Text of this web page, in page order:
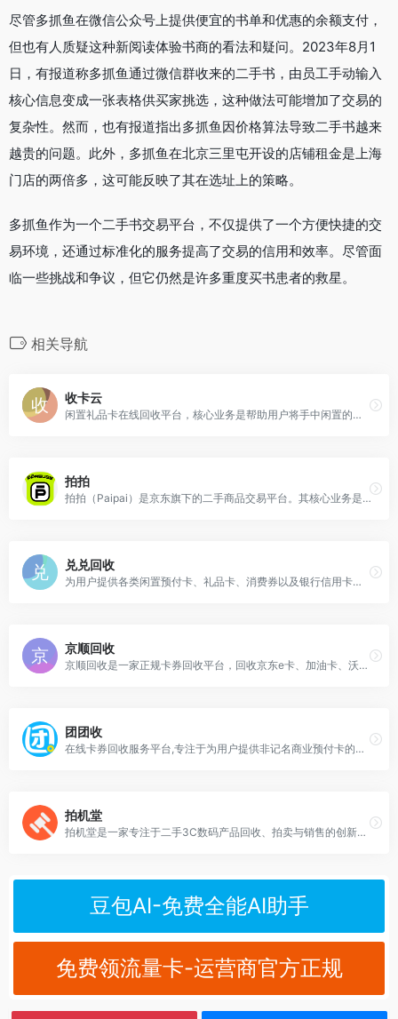
尽管多抓鱼在微信公众号上提供便宜的书单和优惠的余额支付，
但也有人质疑这种新阅读体验书商的看法和疑问。2023年8月1
日，有报道称多抓鱼通过微信群收来的二手书，由员工手动输入
核心信息变成一张表格供买家挑选，这种做法可能增加了交易的
复杂性。然而，也有报道指出多抓鱼因价格算法导致二手书越来
越贵的问题。此外，多抓鱼在北京三里屯开设的店铺租金是上海
门店的两倍多，这可能反映了其在选址上的策略。
多抓鱼作为一个二手书交易平台，不仅提供了一个方便快捷的交
易环境，还通过标准化的服务提高了交易的信用和效率。尽管面
临一些挑战和争议，但它仍然是许多重度买书患者的救星。
相关导航
收卡云
闲置礼品卡在线回收平台，核心业务是帮助用户将手中闲置的各种预付卡、礼品卡快速变现，致力于解决“闲置卡券”的处置难题
拍拍
拍拍（Paipai）是京东旗下的二手商品交易平台。其核心业务是‍“拍拍二手”‍，致力于为用户提供高品质、低价格的二手商品交易服务。
兑兑回收
为用户提供各类闲置预付卡、礼品卡、消费券以及银行信用卡积分等虚拟资产的回收与变现服务。让用户手中“沉睡”的卡券和积分快速转化为现金，实现资源的再利用和价值最大化。
京顺回收
京顺回收是一家正规卡券回收平台，回收京东e卡、加油卡、沃尔玛购物卡、百联卡、苏宁礼品卡、话费充值卡、瑞祥购物卡、世纪联华购物卡、家乐福购物卡、华润万家购物卡等
团团收
在线卡券回收服务平台,专注于为用户提供非记名商业预付卡的在线转让服务，致力于将用户手中的闲置卡券安全、快速地转化为现金，实现资产价值的有效盘活。
拍机堂
拍机堂是一家专注于二手3C数码产品回收、拍卖与销售的创新型电商平台，致力于打造透明、高效、可信赖的二手手机及智能设备交易生态。
豆包AI-免费全能AI助手
免费领流量卡-运营商官方正规